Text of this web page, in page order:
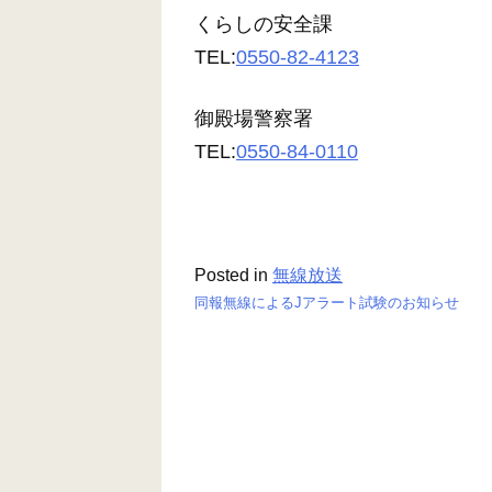
くらしの安全課
TEL:0550-82-4123
御殿場警察署
TEL:0550-84-0110
Posted in 無線放送
同報無線によるJアラート試験のお知らせ